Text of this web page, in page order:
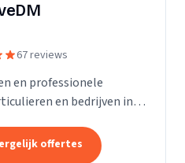
67 reviews
en professionele
en bedrijven in
offertes